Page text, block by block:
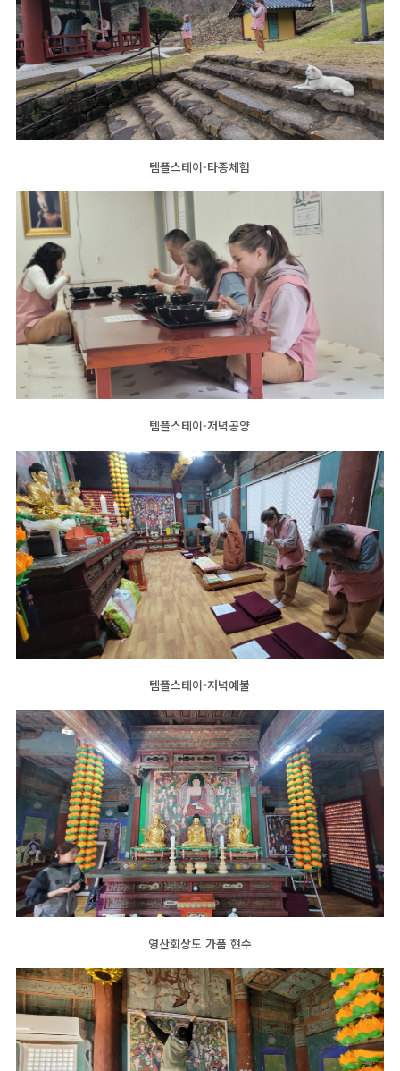
템플스테이-타종체험
템플스테이-저녁공양
템플스테이-저녁예불
영산회상도 가품 현수